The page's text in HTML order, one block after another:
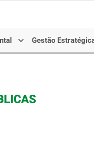
Gestão